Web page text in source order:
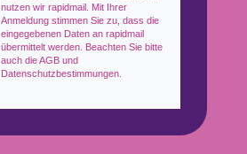
nutzen wir rapidmail. Mit Ihrer
Anmeldung stimmen Sie zu, dass die
eingegebenen Daten an rapidmail
übermittelt werden. Beachten Sie bitte
auch die AGB und
Datenschutzbestimmungen.